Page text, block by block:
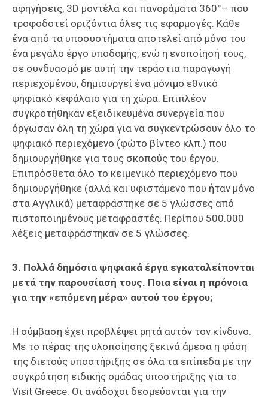
αφηγήσεις, 3D μοντέλα και πανοράματα 360°– που
τροφοδοτεί οριζόντια όλες τις εφαρμογές. Κάθε
ένα από τα υποσυστήματα αποτελεί από μόνο του
ένα μεγάλο έργο υποδομής, ενώ η ενοποίησή τους,
σε συνδυασμό με αυτή την τεράστια παραγωγή
περιεχομένου, δημιουργεί ένα μόνιμο εθνικό
ψηφιακό κεφάλαιο για τη χώρα. Επιπλέον
συγκροτήθηκαν εξειδικευμένα συνεργεία που
όργωσαν όλη τη χώρα για να συγκεντρώσουν όλο το
ψηφιακό περιεχόμενο (φώτο βίντεο κλπ.) που
δημιουργήθηκε για τους σκοπούς του έργου.
Επιπρόσθετα όλο το κειμενικό περιεχόμενο που
δημιουργήθηκε (αλλά και υφιστάμενο που ήταν μόνο
στα Αγγλικά) μεταφράστηκε σε 5 γλώσσες από
πιστοποιημένους μεταφραστές. Περίπου 500.000
λέξεις μεταφράστηκαν σε 5 γλώσσες.
3. Πολλά δημόσια ψηφιακά έργα εγκαταλείπονται
μετά την παρουσίασή τους. Ποια είναι η πρόνοια
για την «επόμενη μέρα» αυτού του έργου;
Η σύμβαση έχει προβλέψει ρητά αυτόν τον κίνδυνο.
Με το πέρας της υλοποίησης ξεκινά άμεσα η φάση
της διετούς υποστήριξης σε όλα τα επίπεδα με την
συγκρότηση ειδικής ομάδας υποστήριξης για το
Visit Greece. Οι ανάδοχοι δεσμεύονται για την